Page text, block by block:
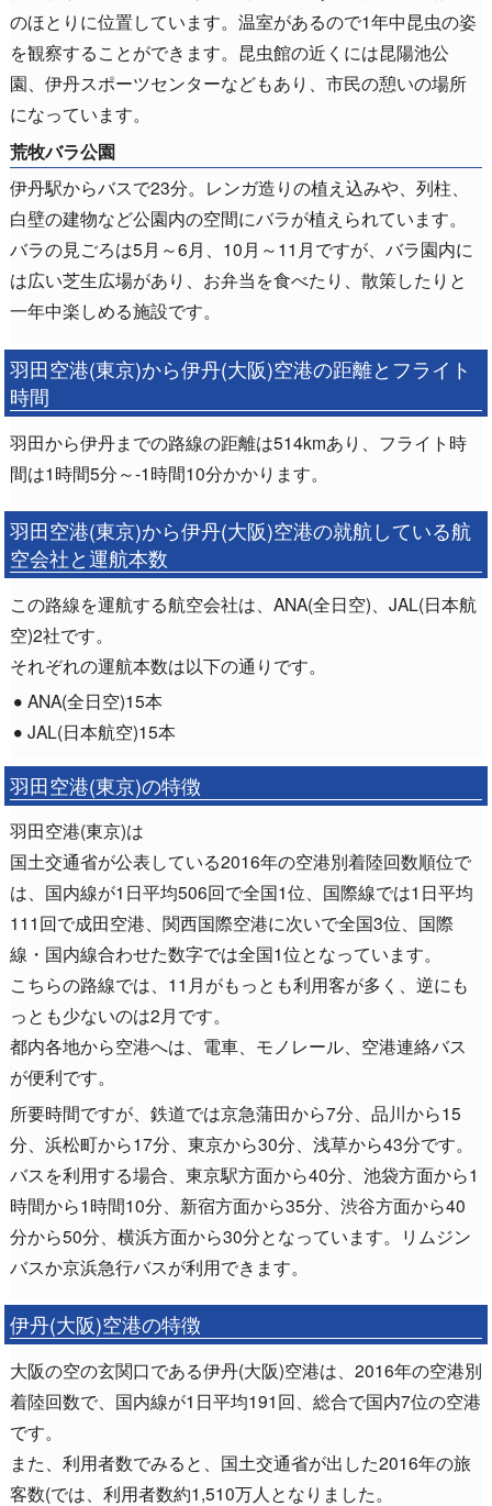
のほとりに位置しています。温室があるので1年中昆虫の姿
を観察することができます。昆虫館の近くには昆陽池公
園、伊丹スポーツセンターなどもあり、市民の憩いの場所
になっています。
荒牧バラ公園
伊丹駅からバスで23分。レンガ造りの植え込みや、列柱、
白壁の建物など公園内の空間にバラが植えられています。
バラの見ごろは5月～6月、10月～11月ですが、バラ園内に
は広い芝生広場があり、お弁当を食べたり、散策したりと
一年中楽しめる施設です。
羽田空港(東京)から伊丹(大阪)空港の距離とフライト
時間
羽田から伊丹までの路線の距離は514kmあり、フライト時
間は1時間5分～-1時間10分かかります。
羽田空港(東京)から伊丹(大阪)空港の就航している航
空会社と運航本数
この路線を運航する航空会社は、ANA(全日空)、JAL(日本航
空)2社です。
それぞれの運航本数は以下の通りです。
ANA(全日空)15本
JAL(日本航空)15本
羽田空港(東京)の特徴
羽田空港(東京)は
国土交通省が公表している2016年の空港別着陸回数順位で
は、国内線が1日平均506回で全国1位、国際線では1日平均
111回で成田空港、関西国際空港に次いで全国3位、国際
線・国内線合わせた数字では全国1位となっています。
こちらの路線では、11月がもっとも利用客が多く、逆にも
っとも少ないのは2月です。
都内各地から空港へは、電車、モノレール、空港連絡バス
が便利です。
所要時間ですが、鉄道では京急蒲田から7分、品川から15
分、浜松町から17分、東京から30分、浅草から43分です。
バスを利用する場合、東京駅方面から40分、池袋方面から1
時間から1時間10分、新宿方面から35分、渋谷方面から40
分から50分、横浜方面から30分となっています。リムジン
バスか京浜急行バスが利用できます。
伊丹(大阪)空港の特徴
大阪の空の玄関口である伊丹(大阪)空港は、2016年の空港別
着陸回数で、国内線が1日平均191回、総合で国内7位の空港
です。
また、利用者数でみると、国土交通省が出した2016年の旅
客数(では、利用者数約1,510万人となりました。